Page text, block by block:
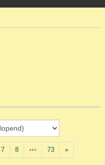
7 8 ••• 73 »